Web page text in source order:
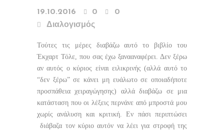
19.10.2016 0
0
Διαλογισμός
Τούτες τις μέρες διαβάζω αυτό το βιβλίο του
Έκχαρτ Τόλε, που σας έχω ξανααναφέρει. Δεν ξέρω
αν αυτός ο κύριος είναι ειλικρινής (αλλά αυτό το
“δεν ξέρω” σε κάνει μη ευάλωτο σε οποιαδήποτε
προσπάθεια χειραγώγησης) αλλά διαβάζω σε μια
κατάσταση που οι λέξεις περνάνε από μπροστά μου
χωρίς ανάλυση και κριτική. Εν πάσι περιπτώσει
διάβαζα τον κύριο αυτόν να λέει για στροφή της